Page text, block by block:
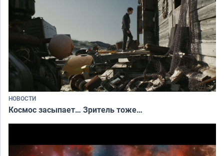
НОВОСТИ
Космос засыпает… Зритель тоже…